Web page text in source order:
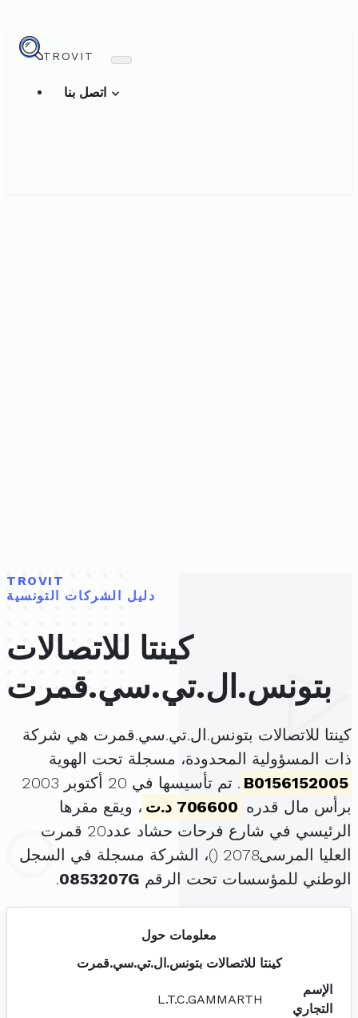
TROVIT
TROVIT
دليل الشركات التونسية
كينتا للاتصالات
بتونس.ال.تي.سي.قمرت
كينتا للاتصالات بتونس.ال.تي.سي.قمرت هي شركة
ذات المسؤولية المحدودة، مسجلة تحت الهوية
B0156152005
. تم تأسيسها في 20 أكتوبر 2003
برأس مال قدره 706600 د.ت
، ويقع مقرها
الرئيسي في شارع فرحات حشاد عدد20 قمرت
العليا المرسى2078 (
)، الشركة مسجلة في السجل
الوطني للمؤسسات تحت الرقم 0853207G
.
معلومات حول
كينتا للاتصالات بتونس.ال.تي.سي.قمرت
الإسم
التجاري
L.T.C.GAMMARTH